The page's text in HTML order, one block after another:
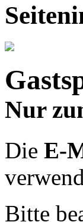
Nur
Die E-
Bitte